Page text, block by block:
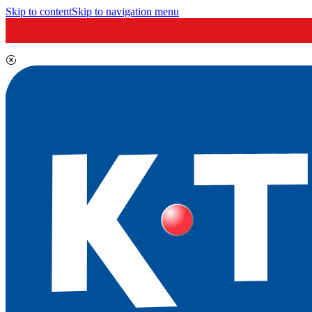
Skip to contentSkip to navigation menu